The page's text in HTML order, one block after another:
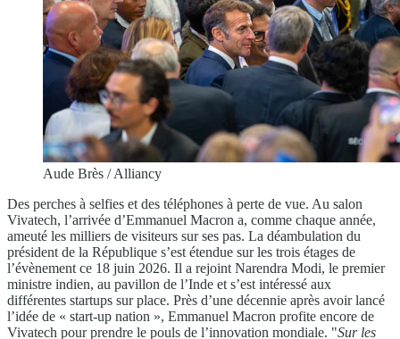
Aude Brès / Alliancy
Des perches à selfies et des téléphones à perte de vue. Au salon
Vivatech, l’arrivée d’Emmanuel Macron a, comme chaque année,
ameuté les milliers de visiteurs sur ses pas. La déambulation du
président de la République s’est étendue sur les trois étages de
l’évènement ce 18 juin 2026. Il a rejoint Narendra Modi, le premier
ministre indien, au pavillon de l’Inde et s’est intéressé aux
différentes startups sur place. Près d’une décennie après avoir lancé
l’idée de « start-up nation », Emmanuel Macron profite encore de
Vivatech pour prendre le pouls de l’innovation mondiale. "Sur les